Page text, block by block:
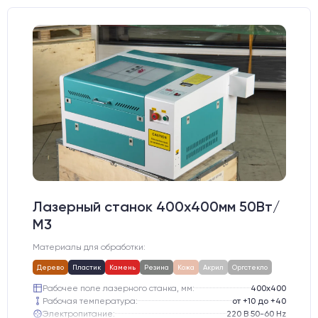
Лазерный станок 400х400мм 50Вт/
М3
Материалы для обработки:
Дерево Пластик Камень Резина Кожа Акрил Оргстекло
Рабочее поле лазерного станка, мм:
400х400
Рабочая температура:
от +10 до +40
Электропитание:
220 В 50-60 Hz